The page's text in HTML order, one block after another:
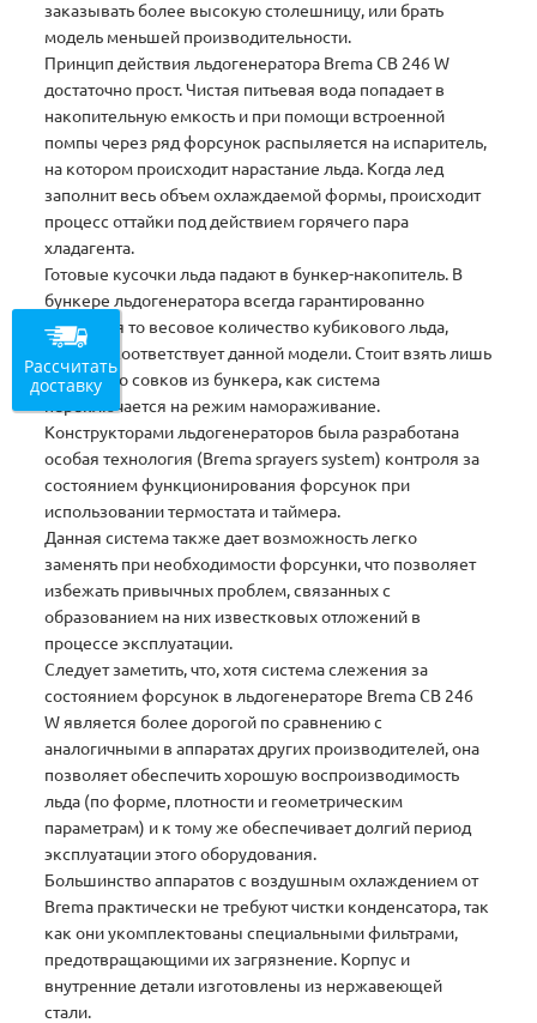
заказывать более высокую столешницу, или брать
модель меньшей производительности.
Принцип действия льдогенератора Brema СВ 246 W
достаточно прост. Чистая питьевая вода попадает в
накопительную емкость и при помощи встроенной
помпы через ряд форсунок распыляется на испаритель,
на котором происходит нарастание льда. Когда лед
заполнит весь объем охлаждаемой формы, происходит
процесс оттайки под действием горячего пара
хладагента.
Готовые кусочки льда падают в бункер-накопитель. В
бункере льдогенератора всегда гарантированно
находится то весовое количество кубикового льда,
которое соответствует данной модели. Стоит взять лишь
несколько совков из бункера, как система
переключается на режим намораживание.
Конструкторами льдогенераторов была разработана
особая технология (Brema sprayers system) контроля за
состоянием функционирования форсунок при
использовании термостата и таймера.
Данная система также дает возможность легко
заменять при необходимости форсунки, что позволяет
избежать привычных проблем, связанных с
образованием на них известковых отложений в
процессе эксплуатации.
Следует заметить, что, хотя система слежения за
состоянием форсунок в льдогенераторе Brema СВ 246
W является более дорогой по сравнению с
аналогичными в аппаратах других производителей, она
позволяет обеспечить хорошую воспроизводимость
льда (по форме, плотности и геометрическим
параметрам) и к тому же обеспечивает долгий период
эксплуатации этого оборудования.
Большинство аппаратов с воздушным охлаждением от
Brema практически не требуют чистки конденсатора, так
как они укомплектованы специальными фильтрами,
предотвращающими их загрязнение. Корпус и
внутренние детали изготовлены из нержавеющей
стали.
Рассчитать
доставку